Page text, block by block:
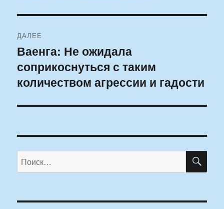
ДАЛЕЕ
Следующая
запись:
Ваенга: Не ожидала
соприкоснуться с таким
количеством агрессии и гадости
Искать: